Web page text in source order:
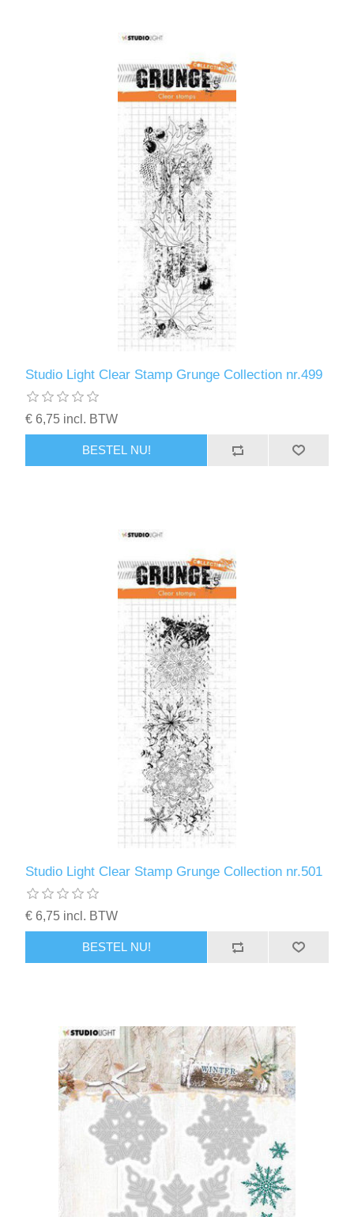
Studio Light Clear Stamp Grunge Collection nr.499
€ 6,75 incl. BTW
BESTEL NU!
Studio Light Clear Stamp Grunge Collection nr.501
€ 6,75 incl. BTW
BESTEL NU!